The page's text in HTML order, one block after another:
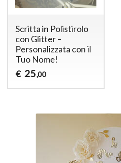
Scritta in Polistirolo
con Glitter –
Personalizzata con il
Tuo Nome!
€ 25,00